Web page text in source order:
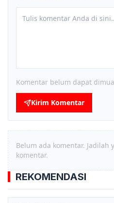
Komentar belum dapat
Kirim Komentar
Belum ada komentar.
komentar.
REKOMENDASI